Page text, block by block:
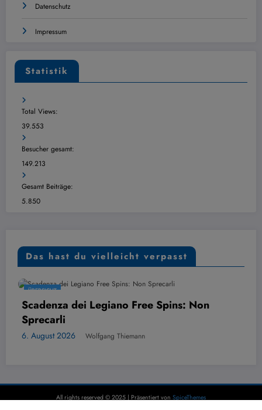
Datenschutz
Impressum
Statistik
Total Views:
39.553
Besucher gesamt:
149.213
Gesamt Beiträge:
5.850
Das hast du vielleicht verpasst
ÜBERSICHT
Scadenza dei Legiano Free Spins: Non
Sprecarli
6. August 2026 Wolfgang Thiemann
All rights reserved © 2025 | Präsentiert von SpiceThemes